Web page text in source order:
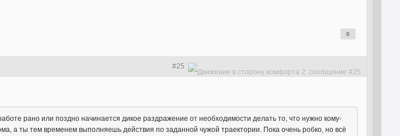
0
#25
рано или поздно начинается дикое раздражение от необходимости делать то, что нужно кому-
а ты тем временем выполняешь действия по заданной чужой траектории. Пока очень робко, но всё